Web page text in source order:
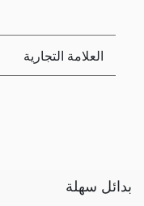
العلامة التجارية
بدائل سهلة